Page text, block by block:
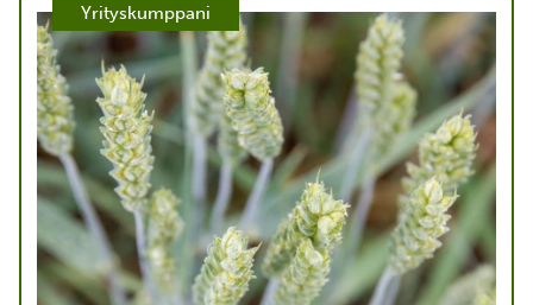
Yrityskumppani